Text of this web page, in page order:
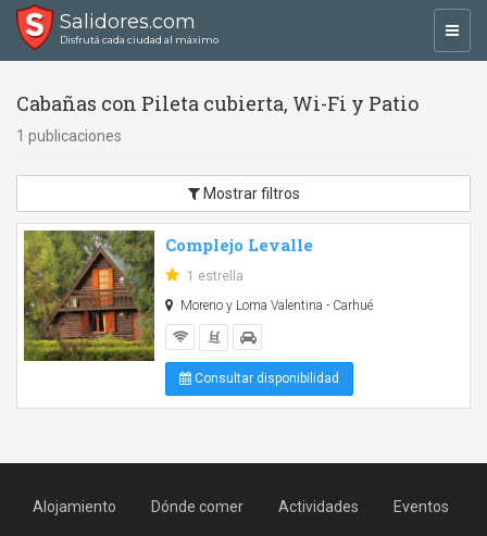
Salidores.com
Disfrutá cada ciudad al máximo
Cabañas con Pileta cubierta, Wi-Fi y Patio
1 publicaciones
Mostrar filtros
Complejo Levalle
1 estrella
Moreno y Loma Valentina - Carhué
Consultar disponibilidad
Alojamiento Dónde comer Actividades Eventos